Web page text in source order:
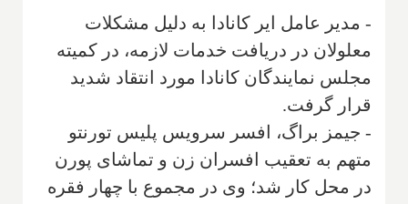
- مدیر عامل ایر کانادا به دلیل مشکلات
معلولان در دریافت خدمات لازمه، در کمیته
مجلس نمایندگان کانادا مورد انتقاد شدید
قرار گرفت.
- جیمز براگ، افسر سرویس پلیس تورنتو
متهم به تعقیب افسران زن و تماشای پورن
در محل کار شد؛ وی در مجموع با چهار فقره